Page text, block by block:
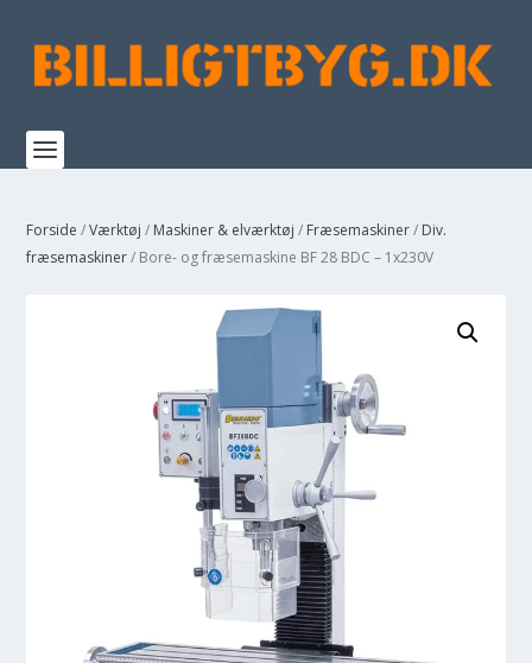
Forside /Værktøj / Maskiner & elværktøj / Fræsemaskiner/ Div.
fræsemaskiner/ Bore- og fræsemaskine BF 28 BDC – 1x230V